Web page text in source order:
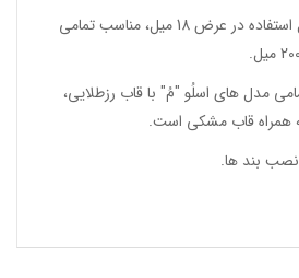
با عرض 20 میل، قابل استفاده در عرض 18 میل، مناسب تمامی
مدل های اسلُو "مُ" با قاب رزطلایی،
همراه قاب مشکی است.
نصب بند ها.